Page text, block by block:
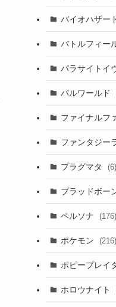
バイオハザー
バトルフィー
パラサイトイ
パルワールド
ファイナルフ
ファンタジー
プラグマタ (6)
ブラッドボー
ペルソナ (176)
ポケモン (216)
ポピープレイ
ホロウナイト